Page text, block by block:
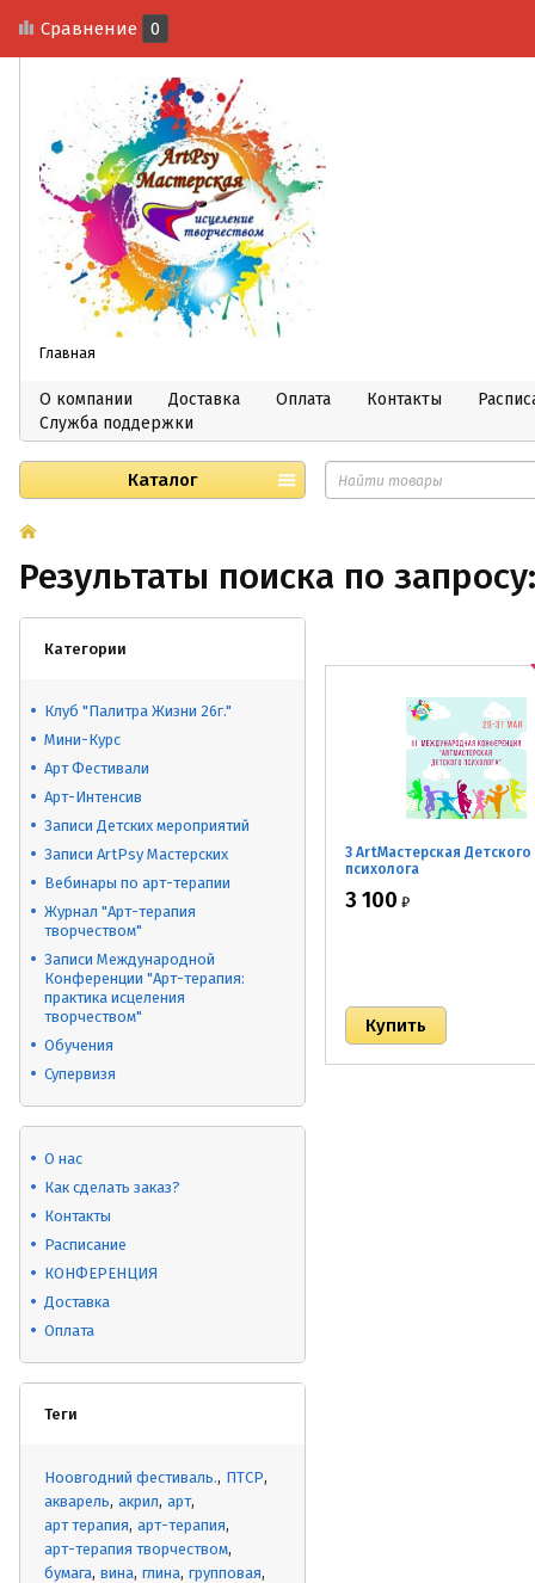
Сравнение 0
Главная
О компании Доставка Оплата Контакты
Служба поддержки
Каталог
Результаты поиска по
Категории
Клуб "Палитра Жизни 26г."
Мини-Курс
Арт Фестивали
Арт-Интенсив
Записи Детских мероприятий
Записи ArtPsy Мастерских
Вебинары по арт-терапии
Журнал "Арт-терапия
творчеством"
Записи Международной
Конференции "Арт-терапия:
практика исцеления
творчеством"
Обучения
Супервизя
О нас
Как сделать заказ?
Контакты
Расписание
КОНФЕРЕНЦИЯ
Доставка
Оплата
Теги
Ноовгодний фестиваль. ПТСР
акварель акрил арт
арт терапия арт-терапия
арт-терапия творчеством
бумага вина глина групповая
3 ArtМастерская Детского
психолога
3 100 ₽